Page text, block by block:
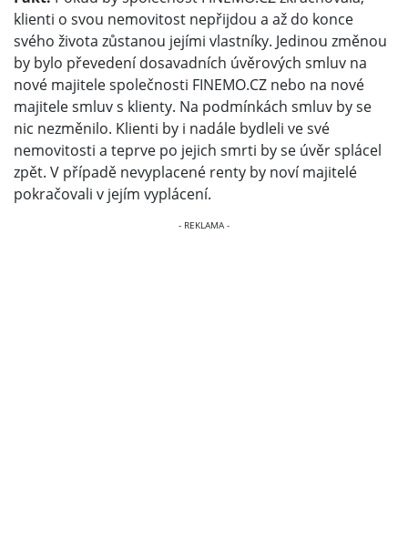
klienti o svou nemovitost nepřijdou a až do konce
svého života zůstanou jejími vlastníky. Jedinou změnou
by bylo převedení dosavadních úvěrových smluv na
nové majitele společnosti FINEMO.CZ nebo na nové
majitele smluv s klienty. Na podmínkách smluv by se
nic nezměnilo. Klienti by i nadále bydleli ve své
nemovitosti a teprve po jejich smrti by se úvěr splácel
zpět. V případě nevyplacené renty by noví majitelé
pokračovali v jejím vyplácení.